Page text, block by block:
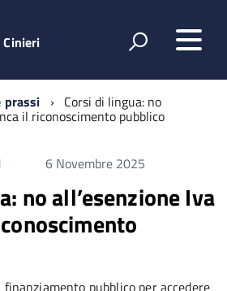
Cinieri
prassi Corsi di lingua: no
il riconoscimento pubblico
6 Novembre 2025
no all’esenzione Iva
pubblico per accedere